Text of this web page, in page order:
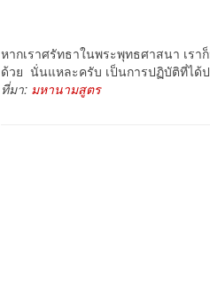
หากเราศรัทธาในพระพุทธศาสนา เร
ด้วย นั่นแหละครับ เป็นการปฏิบัติที่ได้
ที่มา: มหานามสูตร